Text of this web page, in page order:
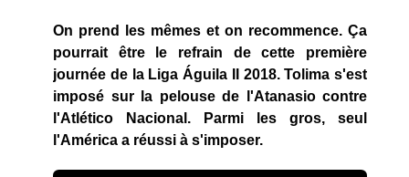
On prend les mêmes et on recommence. Ça
pourrait être le refrain de cette première
journée de la Liga Águila II 2018. Tolima s'est
imposé sur la pelouse de l'Atanasio contre
l'Atlético Nacional. Parmi les gros, seul
l'América a réussi à s'imposer.